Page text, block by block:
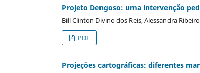
Projeto Dengoso: uma intervenção
Bill Clinton Divino dos Reis, Alessandra
PDF
Projeções cartográficas: diferentes